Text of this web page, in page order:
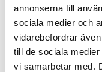
annonserna till
sociala medier och
vidarebefordrar
till de sociala
vi samarbetar med.
1 juni
Jens
–